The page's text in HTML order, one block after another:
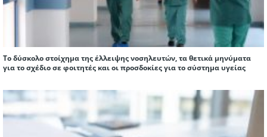
Το δύσκολο στοίχημα της έλλειψης νοσηλευτών, τα θετικά μηνύματα
για το σχέδιο σε φοιτητές και οι προσδοκίες για το σύστημα υγείας